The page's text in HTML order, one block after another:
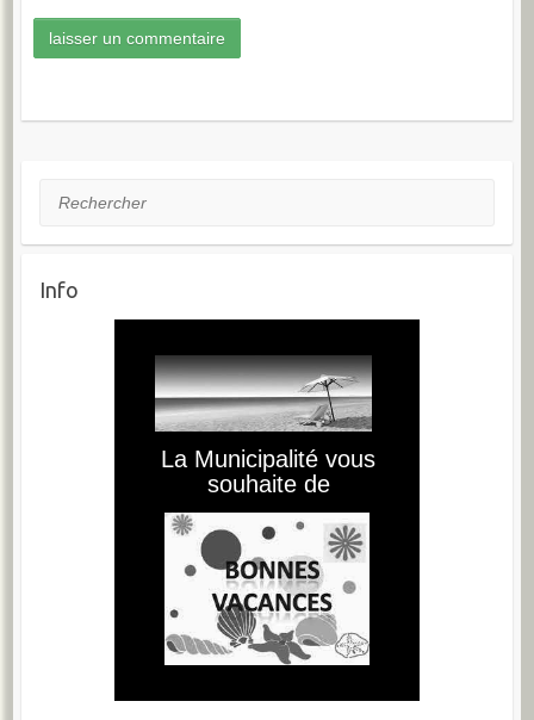
Rechercher
Info